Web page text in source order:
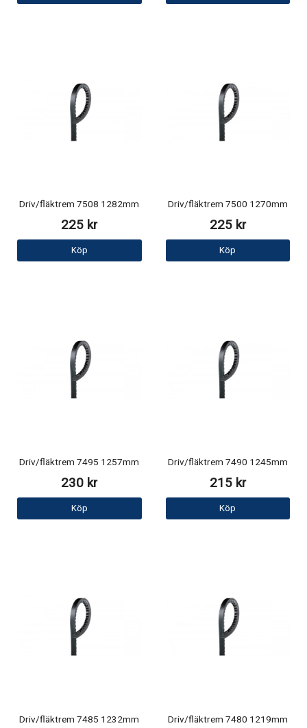
Driv/fläktrem 7508 1282mm
225 kr
Köp
Driv/fläktrem 7500 1270mm
225 kr
Köp
Driv/fläktrem 7495 1257mm
230 kr
Köp
Driv/fläktrem 7490 1245mm
215 kr
Köp
Driv/fläktrem 7485 1232mm Driv/fläktrem 7480 1219mm